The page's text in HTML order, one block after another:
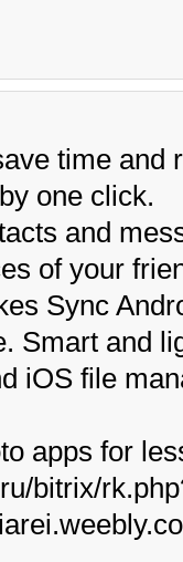
time and
one click.
and
of your
Sync
Smart and
iOS file
apps for
bitrix/